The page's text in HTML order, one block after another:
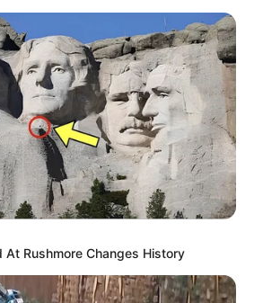
LOCALIDAD DE USAQUÉN
DESAPARECIDOS
LOCALIDAD DE ENGATIVÁ
OCCIDENTE
SUBA
At Rushmore Changes History